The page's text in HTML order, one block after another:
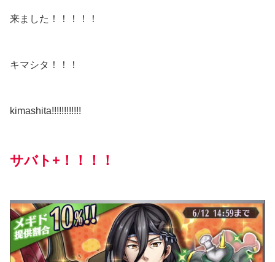
来ました！！！！！
キマシタ！！！
kimashita!!!!!!!!!!!!
サバト+！！！！